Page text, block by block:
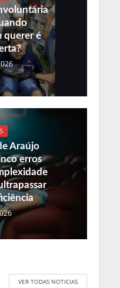
querer é
Araújo
erros
VER TODAS NOTICIAS